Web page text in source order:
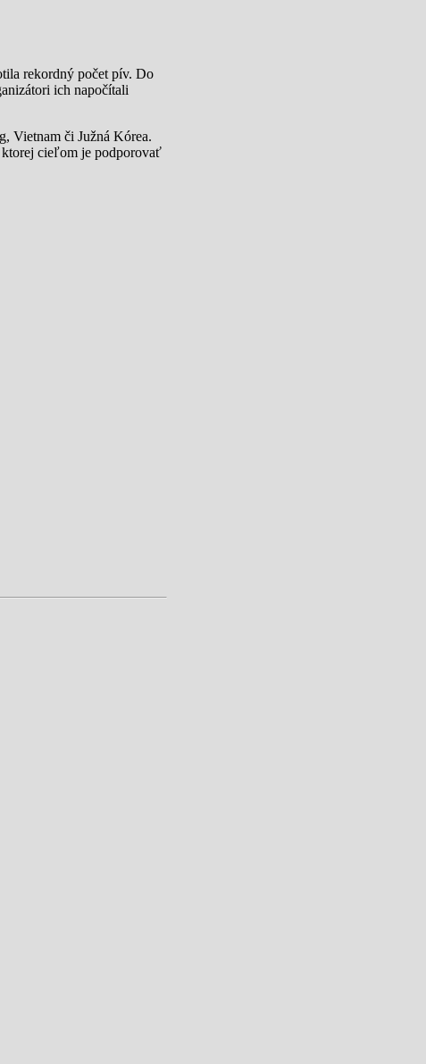
rekordný počet pív. Do
ich napočítali
Vietnam či Južná Kórea.
ktorej cieľom je podporovať